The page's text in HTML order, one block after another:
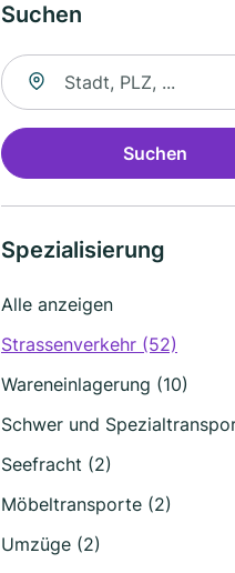
Suchen
Suche nach Ort
Suchen
Spezialisierung
Alle anzeigen
Strassenverkehr (52)
Wareneinlagerung (10)
Schwer und
Seefracht (2)
Möbeltransporte (2)
Umzüge (2)